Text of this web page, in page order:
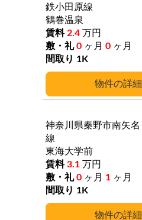
詳細
鉄小田原線
鶴巻温泉
2.4 万円
0 ヶ月 0 ヶ月
1K
詳細
神奈川県秦野市南矢名
線
東海大学前
3.1 万円
0 ヶ月 1 ヶ月
1K